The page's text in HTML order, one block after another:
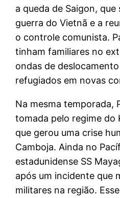
a queda de Saigon,
guerra do Vietnã e a
o controle comunista.
tinham familiares no
ondas de
refugiados em novas
Na mesma temporada,
tomada pelo regime do
que gerou uma crise
Camboja. Ainda no
estadunidense SS
após um incidente que
militares na região.